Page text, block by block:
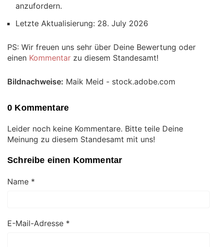
anzufordern.
Letzte Aktualisierung: 28. July 2026
PS: Wir freuen uns sehr über Deine Bewertung oder
einen Kommentar zu diesem Standesamt!
Bildnachweise: Maik Meid - stock.adobe.com
0 Kommentare
Leider noch keine Kommentare. Bitte teile Deine
Meinung zu diesem Standesamt mit uns!
Schreibe einen Kommentar
Name *
E-Mail-Adresse *